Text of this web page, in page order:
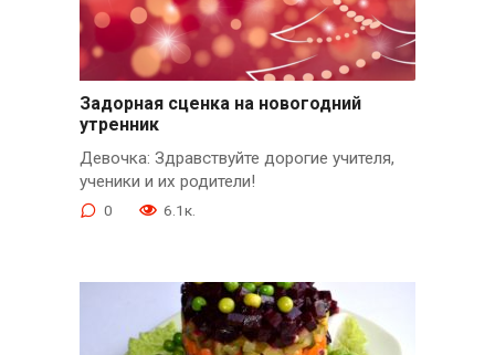
Задорная сценка на новогодний
утренник
Девочка: Здравствуйте дорогие учителя,
ученики и их родители!
0 6.1к.